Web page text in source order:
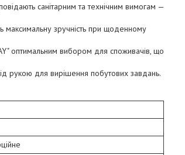
санітарним та технічним вимогам —
зручність при щоденному
оптимальним вибором для споживачів, що
рукою для вирішення побутових завдань.